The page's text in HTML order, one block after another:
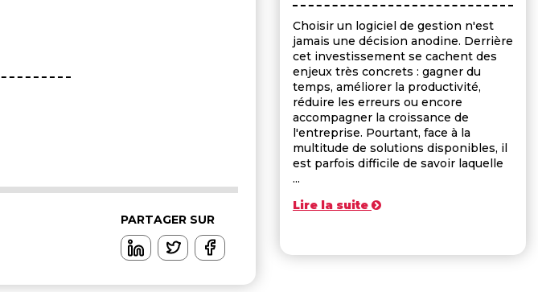
PARTAGER SUR
Choisir un logiciel de gestion n'est
jamais une décision anodine. Derrière
cet investissement se cachent des
enjeux très concrets : gagner du
temps, améliorer la productivité,
réduire les erreurs ou encore
accompagner la croissance de
l'entreprise. Pourtant, face à la
multitude de solutions disponibles, il
est parfois difficile de savoir laquelle
...
Lire la suite